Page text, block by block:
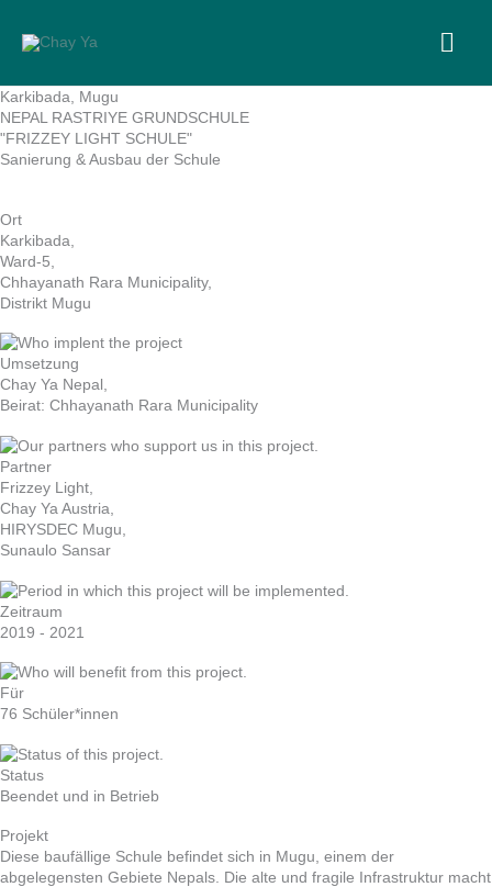
content
Karkibada, Mugu
NEPAL RASTRIYE GRUNDSCHULE
"FRIZZEY LIGHT SCHULE"
Sanierung & Ausbau der Schule
Ort
Karkibada,
Ward-5,
Chhayanath Rara Municipality,
Distrikt Mugu
Umsetzung
Chay Ya Nepal,
Beirat: Chhayanath Rara Municipality
Partner
Frizzey Light,
Chay Ya Austria,
HIRYSDEC Mugu,
Sunaulo Sansar
Zeitraum
2019 - 2021
Für
76 Schüler*innen
Status
Beendet und in Betrieb
Projekt
Diese baufällige Schule befindet sich in Mugu, einem der
abgelegensten Gebiete Nepals. Die alte und fragile Infrastruktur macht